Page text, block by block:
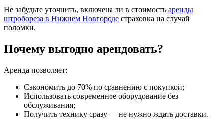
Не забудьте уточнить, включена ли в стоимость аренды
штробореза в Нижнем Новгороде страховка на случай
поломки.
Почему выгодно арендовать?
Аренда позволяет:
Сэкономить до 70% по сравнению с покупкой;
Использовать современное оборудование без
обслуживания;
Получить технику сразу — не нужно ждать доставки.